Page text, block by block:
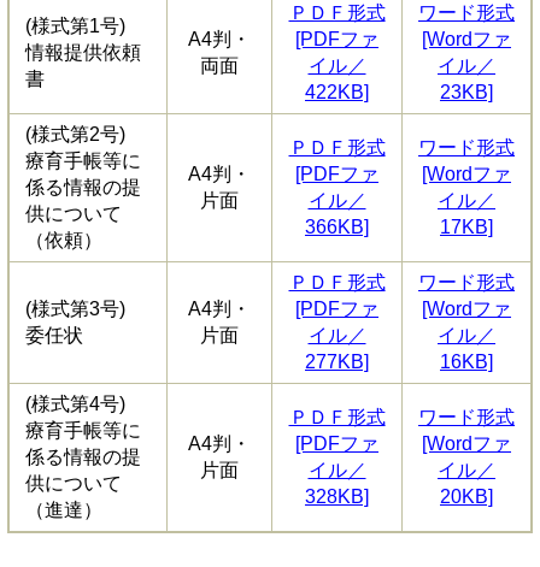
(様式第1号)
情報提供依頼
書
A4判・
両面
ＰＤＦ形式
[PDFファ
イル／
422KB]
ワード形式
[Wordファ
イル／
23KB]
(様式第2号)
療育手帳等に
係る情報の提
供について
（依頼）
A4判・
片面
ＰＤＦ形式
[PDFファ
イル／
366KB]
ワード形式
[Wordファ
イル／
17KB]
(様式第3号)
委任状
A4判・
片面
ＰＤＦ形式
[PDFファ
イル／
277KB]
ワード形式
[Wordファ
イル／
16KB]
(様式第4号)
療育手帳等に
係る情報の提
供について
（進達）
A4判・
片面
ＰＤＦ形式
[PDFファ
イル／
328KB]
ワード形式
[Wordファ
イル／
20KB]